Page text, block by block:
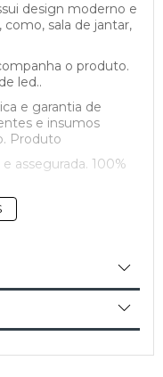
design moderno e
sala de jantar,
o produto.
led..
e garantia de
e insumos
Produto
assegurada. 100%